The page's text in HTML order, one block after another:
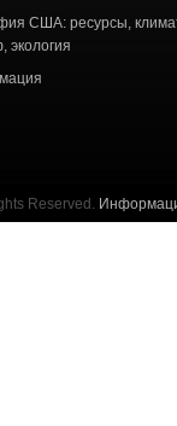
США: ресурсы,
экология
Reserved.